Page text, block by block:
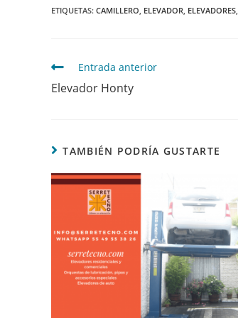
ETIQUETAS: CAMILLERO, ELEVADOR, ELEVADORES,
Entrada anterior
Elevador Honty
TAMBIÉN PODRÍA GUSTARTE